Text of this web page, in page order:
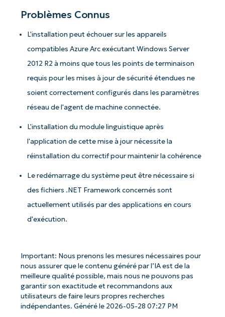
Problèmes Connus
L'installation peut échouer sur les appareils
compatibles Azure Arc exécutant Windows Server
2012 R2 à moins que tous les points de terminaison
requis pour les mises à jour de sécurité étendues ne
soient correctement configurés dans les paramètres
réseau de l'agent de machine connectée.
L'installation du module linguistique après
l'application de cette mise à jour nécessite la
réinstallation du correctif pour maintenir la cohérence
Le redémarrage du système peut être nécessaire si
des fichiers .NET Framework concernés sont
actuellement utilisés par des applications en cours
d'exécution.
Important: Nous prenons les mesures nécessaires pour
nous assurer que le contenu généré par l’IA est de la
meilleure qualité possible, mais nous ne pouvons pas
garantir son exactitude et recommandons aux
utilisateurs de faire leurs propres recherches
indépendantes. Généré le 2026-05-28 07:27 PM
Commencez avec les analyses de KB
pilotées par l'IA de NinjaOne !
Prénom
Nom*
Business
email*
number*